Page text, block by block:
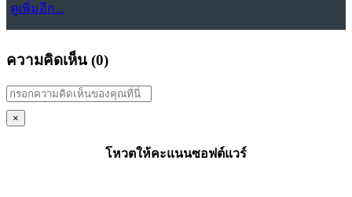
ดูเพิ่มอีก...
ความคิดเห็น (0)
×
โหวตให้คะแนนซอฟต์แวร์